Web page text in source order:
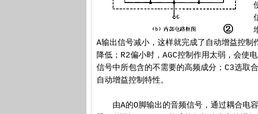
A输出信号减小，这样就完成了自动增益控制
降低；R2偏小时，AGC控制作用太弱，会使
信号中所包含的不需要的高频成分；C3选取
自动增益控制特性。
由A的O脚输出的音频信号，通过耦合电容